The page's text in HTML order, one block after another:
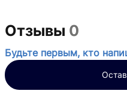
Отзывы 0
Будьте первым, кто